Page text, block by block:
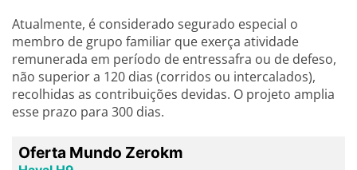
Atualmente, é considerado segurado especial o
membro de grupo familiar que exerça atividade
remunerada em período de entressafra ou de defeso,
não superior a 120 dias (corridos ou intercalados),
recolhidas as contribuições devidas. O projeto amplia
esse prazo para 300 dias.